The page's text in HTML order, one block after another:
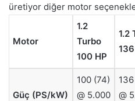
üretiyor diğer motor
Motor
1.2
Turbo
100 HP
1.2
Güç (PS/kW)
100 (74)
@ 5.000
@